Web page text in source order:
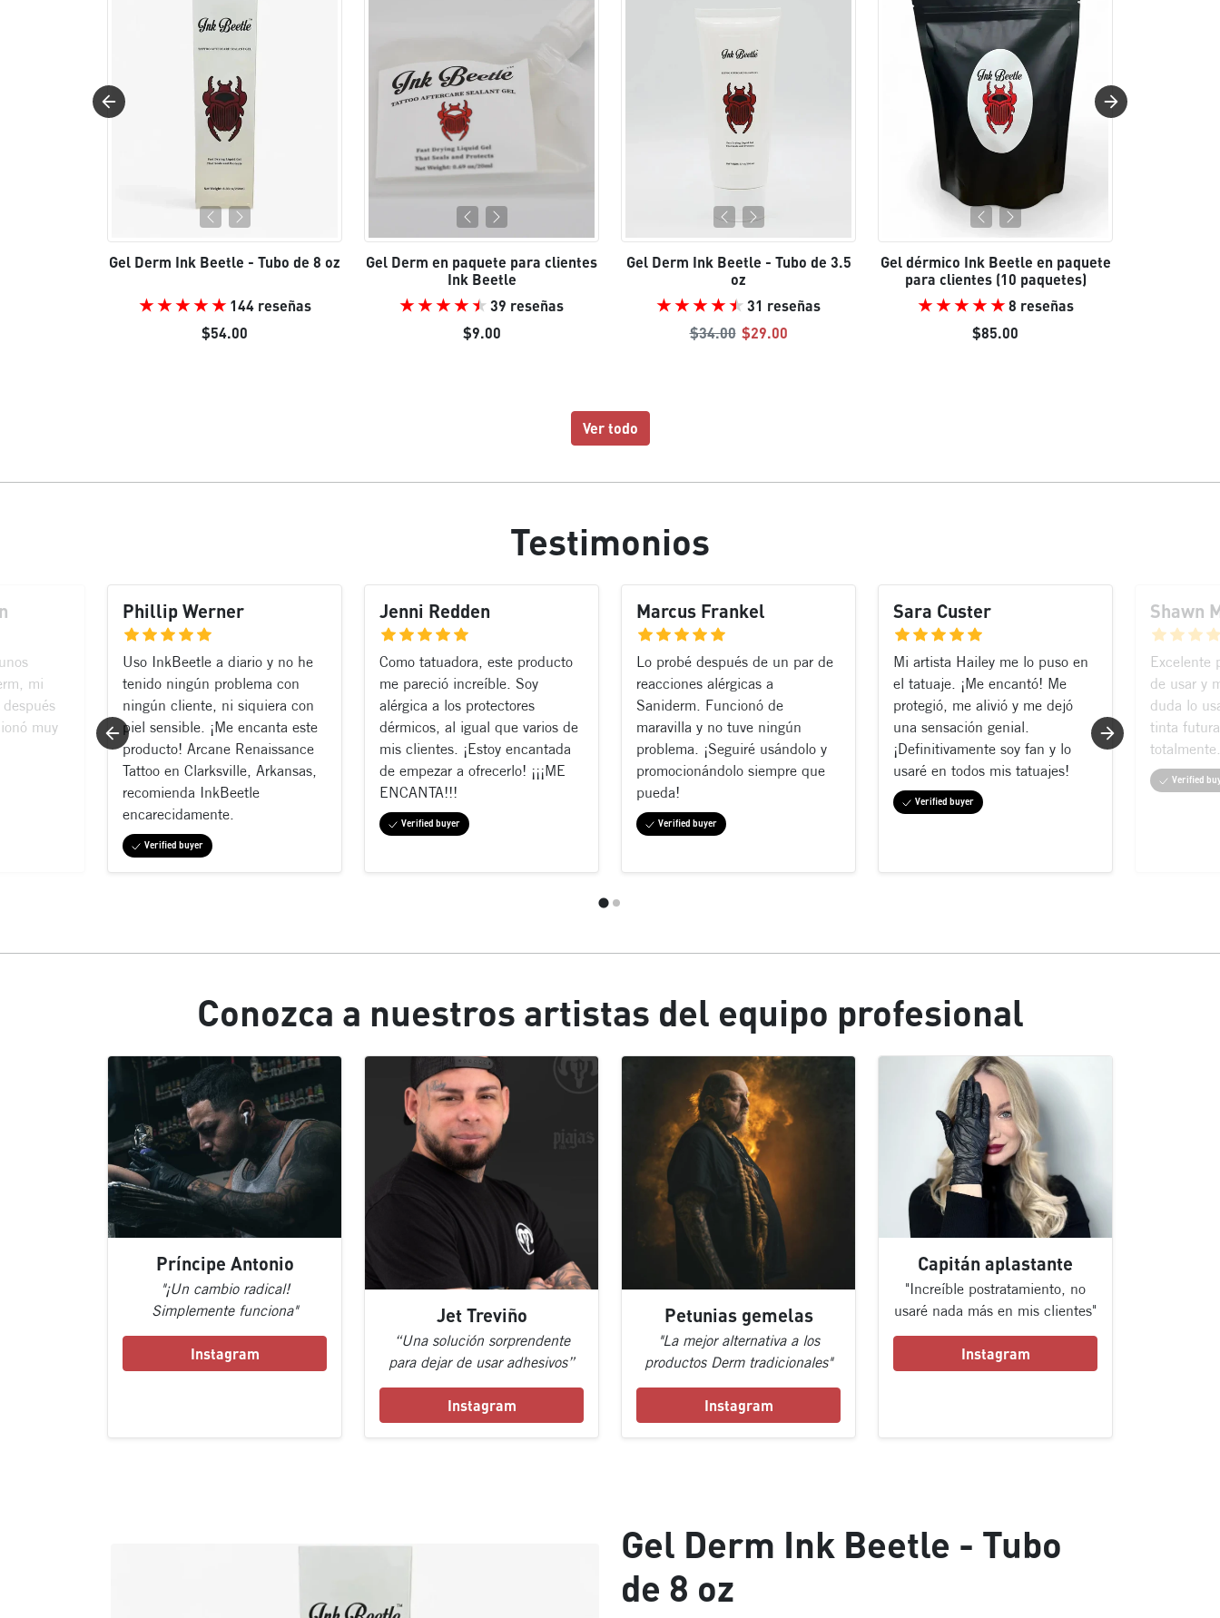
Gel Derm Ink Beetle - Tubo de 8 oz
144 reseñas
$54.00
Gel Derm en paquete para clientes
Ink Beetle
39 reseñas
$9.00
Gel Derm Ink Beetle - Tubo de 3.5
oz
31 reseñas
Precio regular
$34.00 Precio de venta
$29.00
Gel dérmico Ink Beetle en paquete
para clientes (10 paquetes)
8 reseñas
$85.00
Ver todo
Testimonios
mi
muy
Phillip Werner
Uso InkBeetle a diario y no he
tenido ningún problema con
ningún cliente, ni siquiera con
piel sensible. ¡Me encanta este
producto! Arcane Renaissance
Tattoo en Clarksville, Arkansas,
recomienda InkBeetle
encarecidamente.
Verified buyer
Jenni Redden
Como tatuadora, este producto
me pareció increíble. Soy
alérgica a los protectores
dérmicos, al igual que varios de
mis clientes. ¡Estoy encantada
de empezar a ofrecerlo! ¡¡¡ME
ENCANTA!!!
Verified buyer
Marcus Frankel
Lo probé después de un par de
reacciones alérgicas a
Saniderm. Funcionó de
maravilla y no tuve ningún
problema. ¡Seguiré usándolo y
promocionándolo siempre que
pueda!
Verified buyer
Sara Custer
Mi artista Hailey me lo puso en
el tatuaje. ¡Me encantó! Me
protegió, me alivió y me dejó
una sensación genial.
¡Definitivamente soy fan y lo
usaré en todos mis tatuajes!
Verified buyer
Shawn
Excelente
de usar y
duda lo
tinta
totalmente.
Verified
Conozca a nuestros artistas del equipo profesional
Príncipe Antonio
"¡Un cambio radical!
Simplemente funciona"
Instagram
Jet Treviño
“Una solución sorprendente
para dejar de usar adhesivos”
Instagram
Petunias gemelas
"La mejor alternativa a los
productos Derm tradicionales"
Instagram
Capitán aplastante
"Increíble postratamiento, no
usaré nada más en mis clientes"
Instagram
Gel Derm Ink Beetle - Tubo
de 8 oz